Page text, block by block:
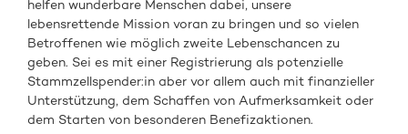
helfen wunderbare Menschen dabei, unsere
lebensrettende Mission voran zu bringen und so vielen
Betroffenen wie möglich zweite Lebenschancen zu
geben. Sei es mit einer Registrierung als potenzielle
Stammzellspender:in aber vor allem auch mit finanzieller
Unterstützung, dem Schaffen von Aufmerksamkeit oder
dem Starten von besonderen Benefizaktionen.